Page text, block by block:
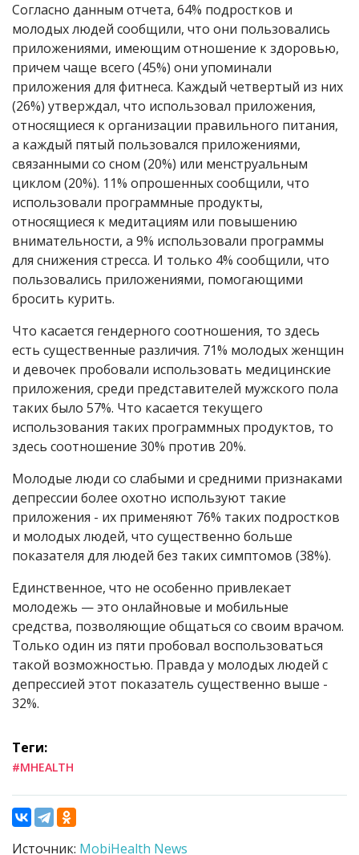
Согласно данным отчета, 64% подростков и
молодых людей сообщили, что они пользовались
приложениями, имеющим отношение к здоровью,
причем чаще всего (45%) они упоминали
приложения для фитнеса. Каждый четвертый из них
(26%) утверждал, что использовал приложения,
относящиеся к организации правильного питания,
а каждый пятый пользовался приложениями,
связанными со сном (20%) или менструальным
циклом (20%). 11% опрошенных сообщили, что
использовали программные продукты,
относящиеся к медитациям или повышению
внимательности, а 9% использовали программы
для снижения стресса. И только 4% сообщили, что
пользовались приложениями, помогающими
бросить курить.
Что касается гендерного соотношения, то здесь
есть существенные различия. 71% молодых женщин
и девочек пробовали использовать медицинские
приложения, среди представителей мужского пола
таких было 57%. Что касается текущего
использования таких программных продуктов, то
здесь соотношение 30% против 20%.
Молодые люди со слабыми и средними признаками
депрессии более охотно используют такие
приложения - их применяют 76% таких подростков
и молодых людей, что существенно больше
показателя для людей без таких симптомов (38%).
Единственное, что не особенно привлекает
молодежь — это онлайновые и мобильные
средства, позволяющие общаться со своим врачом.
Только один из пяти пробовал воспользоваться
такой возможностью. Правда у молодых людей с
депрессией этот показатель существенно выше -
32%.
Теги:
#MHEALTH
Источник: MobiHealth News